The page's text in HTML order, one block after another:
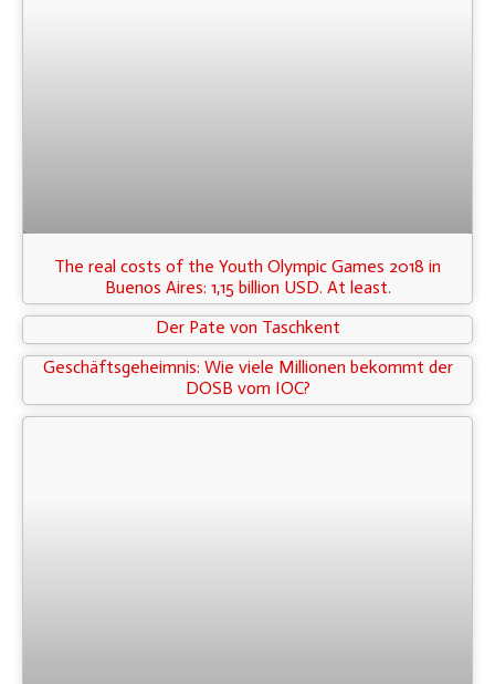
The real costs of the Youth Olympic Games 2018 in
Buenos Aires: 1,15 billion USD. At least.
Der Pate von Taschkent
Geschäftsgeheimnis: Wie viele Millionen bekommt der
DOSB vom IOC?